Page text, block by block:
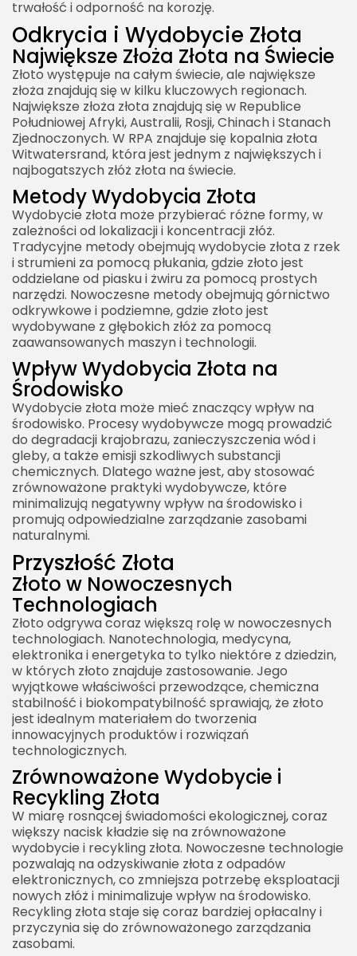
trwałość i odporność na korozję.
Odkrycia i Wydobycie Złota
Największe Złoża Złota na Świecie
Złoto występuje na całym świecie, ale największe
złoża znajdują się w kilku kluczowych regionach.
Największe złoża złota znajdują się w Republice
Południowej Afryki, Australii, Rosji, Chinach i Stanach
Zjednoczonych. W RPA znajduje się kopalnia złota
Witwatersrand, która jest jednym z największych i
najbogatszych złóż złota na świecie.
Metody Wydobycia Złota
Wydobycie złota może przybierać różne formy, w
zależności od lokalizacji i koncentracji złóż.
Tradycyjne metody obejmują wydobycie złota z rzek
i strumieni za pomocą płukania, gdzie złoto jest
oddzielane od piasku i żwiru za pomocą prostych
narzędzi. Nowoczesne metody obejmują górnictwo
odkrywkowe i podziemne, gdzie złoto jest
wydobywane z głębokich złóż za pomocą
zaawansowanych maszyn i technologii.
Wpływ Wydobycia Złota na
Środowisko
Wydobycie złota może mieć znaczący wpływ na
środowisko. Procesy wydobywcze mogą prowadzić
do degradacji krajobrazu, zanieczyszczenia wód i
gleby, a także emisji szkodliwych substancji
chemicznych. Dlatego ważne jest, aby stosować
zrównoważone praktyki wydobywcze, które
minimalizują negatywny wpływ na środowisko i
promują odpowiedzialne zarządzanie zasobami
naturalnymi.
Przyszłość Złota
Złoto w Nowoczesnych
Technologiach
Złoto odgrywa coraz większą rolę w nowoczesnych
technologiach. Nanotechnologia, medycyna,
elektronika i energetyka to tylko niektóre z dziedzin,
w których złoto znajduje zastosowanie. Jego
wyjątkowe właściwości przewodzące, chemiczna
stabilność i biokompatybilność sprawiają, że złoto
jest idealnym materiałem do tworzenia
innowacyjnych produktów i rozwiązań
technologicznych.
Zrównoważone Wydobycie i
Recykling Złota
W miarę rosnącej świadomości ekologicznej, coraz
większy nacisk kładzie się na zrównoważone
wydobycie i recykling złota. Nowoczesne technologie
pozwalają na odzyskiwanie złota z odpadów
elektronicznych, co zmniejsza potrzebę eksploatacji
nowych złóż i minimalizuje wpływ na środowisko.
Recykling złota staje się coraz bardziej opłacalny i
przyczynia się do zrównoważonego zarządzania
zasobami.